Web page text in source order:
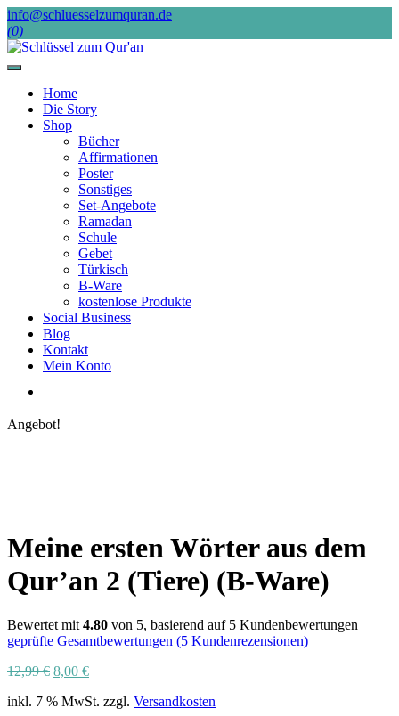
Skip
to
content
info@schluesselzumquran.de
(0)
Home
Die Story
Shop
Bücher
Affirmationen
Poster
Sonstiges
Set-Angebote
Ramadan
Schule
Gebet
Türkisch
B-Ware
kostenlose Produkte
Social Business
Blog
Kontakt
Mein Konto
Angebot!
Meine ersten Wörter aus dem
Qur’an 2 (Tiere) (B-Ware)
Bewertet mit 4.80 von 5, basierend auf 5 Kundenbewertungen
geprüfte Gesamtbewertungen (5 Kundenrezensionen)
12,99€ Ursprünglicher
war:
8,00 €Aktueller
ist:
inkl. 7 % MwSt. zzgl. Versandkosten